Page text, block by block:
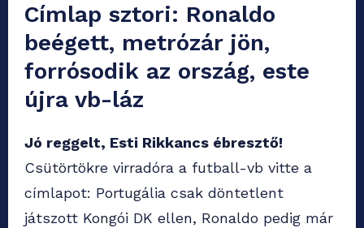
Címlap sztori: Ronaldo
beégett, metrózár jön,
forrósodik az ország, este
újra vb-láz
Jó reggelt, Esti Rikkancs ébresztő!
Csütörtökre virradóra a futball-vb vitte a
címlapot: Portugália csak döntetlent
játszott Kongói DK ellen, Ronaldo pedig már